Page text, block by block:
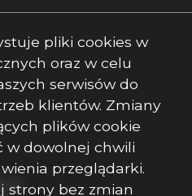
Facebook
pliki cookies w
oraz w celu
serwisów do
klientów. Zmiany
plików cookie
w dowolnej chwili
przeglądarki.
strony bez zmian